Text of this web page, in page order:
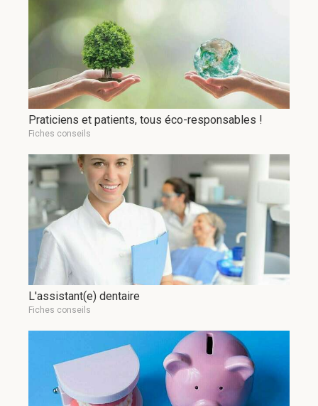
Praticiens et patients, tous éco-responsables !
Fiches conseils
L'assistant(e) dentaire
Fiches conseils